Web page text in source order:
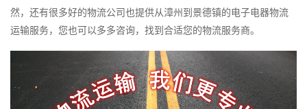
然，还有很多好的物流公司也提供从漳州到景德镇的电子电器物流
运输服务，您也可以多多咨询，找到合适您的物流服务商。